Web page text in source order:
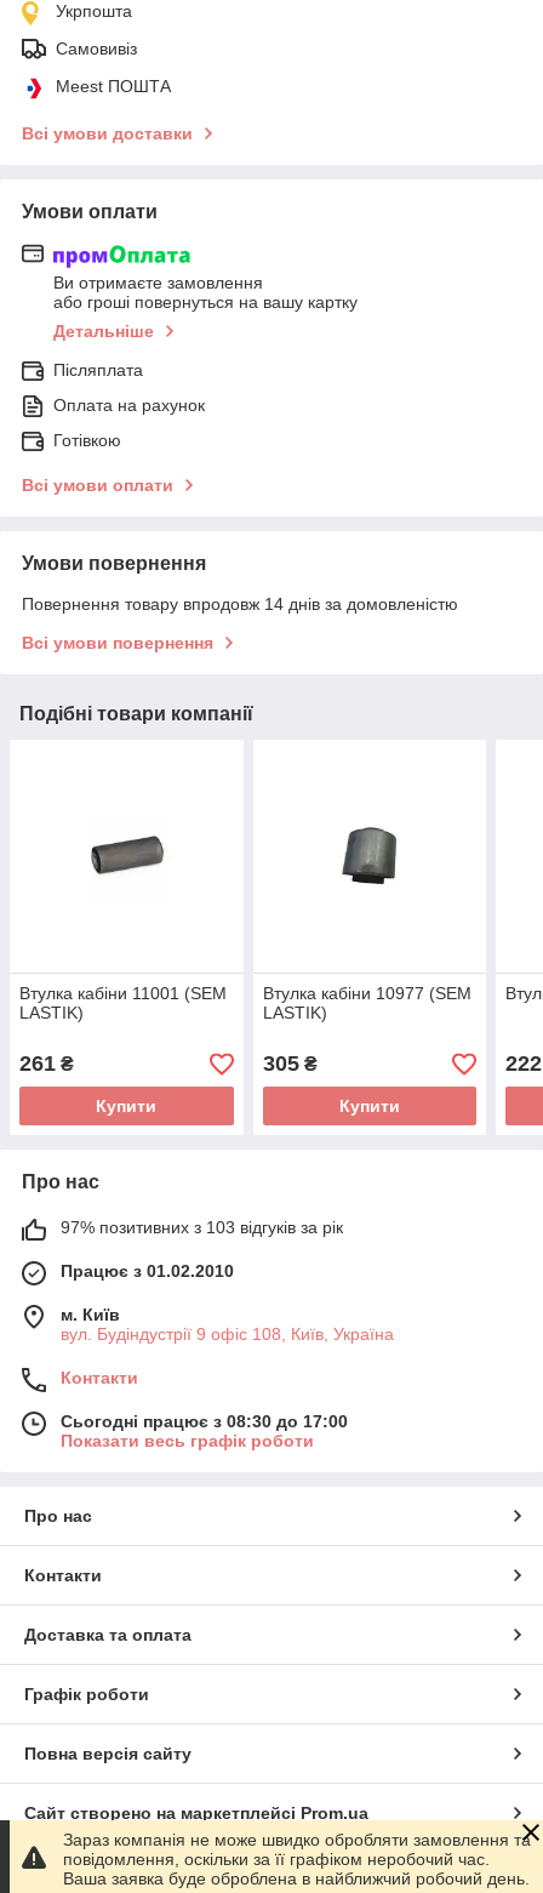
Укрпошта
Самовивіз
Meest ПОШТА
Всі умови доставки
Умови оплати
Ви отримаєте замовлення
або гроші повернуться на вашу картку
Детальніше
Післяплата
Оплата на рахунок
Готівкою
Всі умови оплати
Умови повернення
Повернення товару впродовж 14 днів за домовленістю
Всі умови повернення
Подібні товари компанії
Втулка кабіни 11001 (SEM
LASTIK)
261 ₴
Купити
Втулка кабіни 10977 (SEM
LASTIK)
305₴
Купити
222
Про нас
97% позитивних з 103 відгуків за рік
Працює з 01.02.2010
м. Київ
вул. Будіндустрії 9 офіс 108, Київ, Україна
Контакти
Сьогодні працює з 08:30 до 17:00
Показати весь графік роботи
Про нас
Контакти
Доставка та оплата
Графік роботи
Повна версія сайту
Сайт створено на маркетплейсі Prom.ua
Політика конфіденційності
Зараз компанія не може швидко обробляти замовлення та
повідомлення, оскільки за її графіком неробочий час.
Ваша заявка буде оброблена в найближчий робочий день.